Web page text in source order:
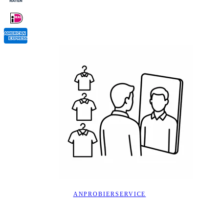
ANPROBIERSERVICE